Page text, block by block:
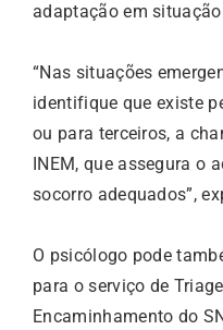
adaptação em
“Nas situações
identifique que existe
ou para terceiros, a
INEM, que assegura o
socorro adequados”,
O psicólogo pode
para o serviço de
Encaminhamento do